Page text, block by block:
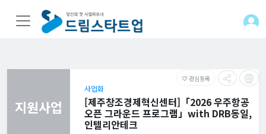
favorite_border 관심등록
지원사업
사업화
[제주창조경제혁신센터]「2026 우주항공
오픈 그라운드 프로그램」with DRB동일,
인텔리안테크